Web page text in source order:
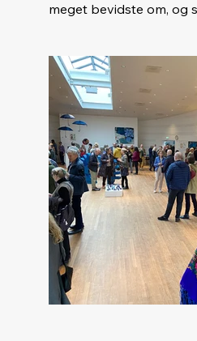
meget bevidste om, og
bliver mørkt,
BLÅ er ikke kun er en
kunstnere gennem
BLÅ bliver ofte
og er ikke mindst
under os.
BLÅ lader os rette
BLÅ siges også at